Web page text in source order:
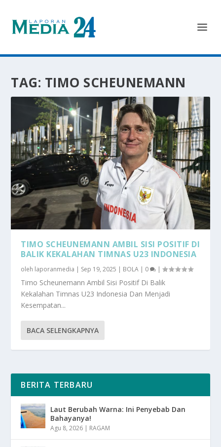
TAG: TIMO SCHEUNEMANN
TIMO SCHEUNEMANN AMBIL SISI POSITIF DI
BALIK KEKALAHAN TIMNAS U23 INDONESIA
oleh laporanmedia | Sep 19, 2025 | BOLA | 0 |
Timo Scheunemann Ambil Sisi Positif Di Balik
Kekalahan Timnas U23 Indonesia Dan Menjadi
Kesempatan...
BACA SELENGKAPNYA
BERITA TERBARU
Laut Berubah Warna: Ini Penyebab Dan
Bahayanya!
Agu 8, 2026 | RAGAM